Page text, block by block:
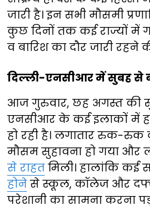
जारी है। इन सभी मौसमी
कुछ दिनों तक कई राज्यों
व बारिश का दौर जारी रहने
दिल्ली-एनसीआर में सुबह से
आज गुरुवार, छह अगस्त की
एनसीआर के कई इलाकों में
हो रही है। लगातार रुक-रुक
मौसम सुहावना हो गया और
से राहत मिली। हालांकि कई
होने से स्कूल, कॉलेज और
परेशानी का सामना करना